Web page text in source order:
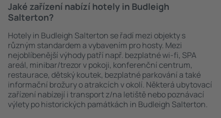
Jaké zařízení nabízí hotely in Budleigh
Salterton?
Hotely in Budleigh Salterton se řadí mezi objekty s
různým standardem a vybavením pro hosty. Mezi
nejoblíbenější výhody patří např. bezplatné wi-fi, SPA
areál, minibar/trezor v pokoji, konferenční centrum,
restaurace, dětský koutek, bezplatné parkování a také
informační brožury o atrakcích v okolí. Některá ubytovací
zařízení nabízejí i transport z/na letiště nebo poznávací
výlety po historických památkách in Budleigh Salterton.